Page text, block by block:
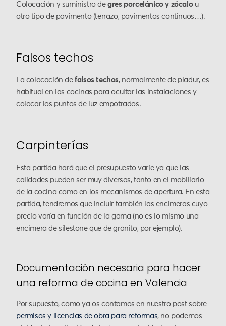
Colocación y suministro degres porcelánico y zócalou
otro tipo de pavimento (terrazo, pavimentos continuos…).
Falsos techos
La colocación defalsos techos, normalmente de pladur, es
habitual en las cocinas para ocultar las instalaciones y
colocar los puntos de luz empotrados.
Carpinterías
Esta partida hará que el presupuesto varíe ya que las
calidades pueden ser muy diversas, tanto en el mobiliario
de la cocina como en los mecanismos de apertura. En esta
partida, tendremos que incluir también las encimeras cuyo
precio varía en función de la gama (no es lo mismo una
encimera de silestone que de granito, por ejemplo).
Documentación necesaria para hacer
una reforma de cocina en Valencia
Por supuesto, como ya os contamos en nuestro post sobre
permisos y licencias de obra para reformas, no podemos